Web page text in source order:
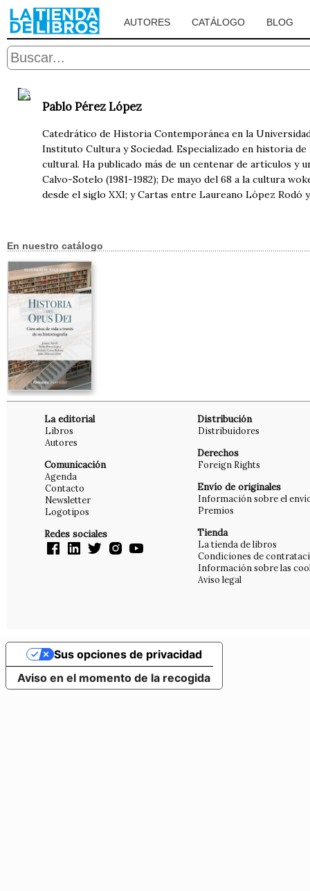
AUTORES CATÁLOGO BLOG
Pablo Pérez López
Catedrático de Historia Contemporánea en la
Instituto Cultura y Sociedad. Especializado en historia
cultural. Ha publicado más de un centenar de artículos y
Calvo-Sotelo (1981-1982); De mayo del 68 a la cultura
desde el siglo XXI; y Cartas entre Laureano López Rodó
En nuestro catálogo
La editorial
Libros
Autores
Comunicación
Agenda
Contacto
Newsletter
Logotipos
Redes sociales
Distribución
Distribuidores
Derechos
Foreign Rights
Envío de originales
Información sobre el
Premios
Tienda
La tienda de libros
Condiciones de
Información sobre las
Aviso legal
Aviso en el momento de la recogida
Sus opciones de privacidad